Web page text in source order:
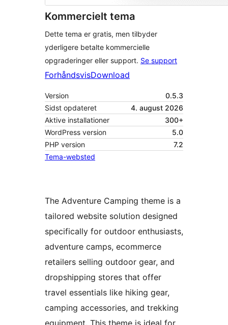
Kommercielt tema
Dette tema er gratis, men tilbyder
yderligere betalte kommercielle
opgraderinger eller support. Se support
ForhåndsvisDownload
Version
0.5.3
Sidst opdateret
4. august 2026
Aktive installationer
300+
WordPress version
5.0
PHP version
7.2
Tema-websted
The Adventure Camping theme is a
tailored website solution designed
specifically for outdoor enthusiasts,
adventure camps, ecommerce
retailers selling outdoor gear, and
dropshipping stores that offer
travel essentials like hiking gear,
camping accessories, and trekking